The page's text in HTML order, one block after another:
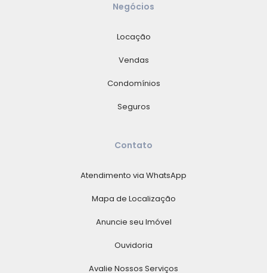
Negócios
Locação
Vendas
Condomínios
Seguros
Contato
Atendimento via WhatsApp
Mapa de Localização
Anuncie seu Imóvel
Ouvidoria
Avalie Nossos Serviços